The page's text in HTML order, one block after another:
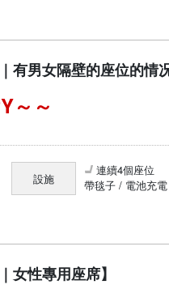
有男女隔壁的座位的情
～
設施
連續4個座位
帶毯子 / 電池充
女性專用座席】